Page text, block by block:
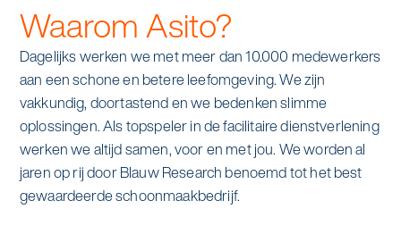
Waarom Asito?
Dagelijks werken we met meer dan 10.000 medewerkers
aan een schone en betere leefomgeving. We zijn
vakkundig, doortastend en we bedenken slimme
oplossingen. Als topspeler in de facilitaire dienstverlening
werken we altijd samen, voor en met jou. We worden al
jaren op rij door Blauw Research benoemd tot het best
gewaardeerde schoonmaakbedrijf.